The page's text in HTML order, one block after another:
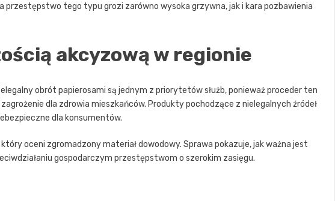
tego typu grozi zarówno wysoka grzywna, jak i kara pozbawienia
akcyzową w regionie
obrót papierosami są jednym z priorytetów służb, ponieważ proceder ten
dla zdrowia mieszkańców. Produkty pochodzące z nielegalnych źródeł
dla konsumentów.
oceni zgromadzony materiał dowodowy. Sprawa pokazuje, jak ważna jest
gospodarczym przestępstwom o szerokim zasięgu.